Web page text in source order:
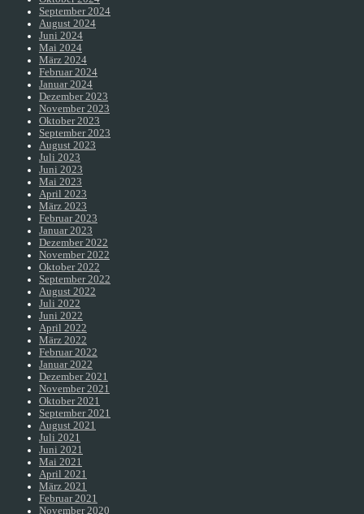
September 2024
August 2024
Juni 2024
Mai 2024
März 2024
Februar 2024
Januar 2024
Dezember 2023
November 2023
Oktober 2023
September 2023
August 2023
Juli 2023
Juni 2023
Mai 2023
April 2023
März 2023
Februar 2023
Januar 2023
Dezember 2022
November 2022
Oktober 2022
September 2022
August 2022
Juli 2022
Juni 2022
April 2022
März 2022
Februar 2022
Januar 2022
Dezember 2021
November 2021
Oktober 2021
September 2021
August 2021
Juli 2021
Juni 2021
Mai 2021
April 2021
März 2021
Februar 2021
November 2020